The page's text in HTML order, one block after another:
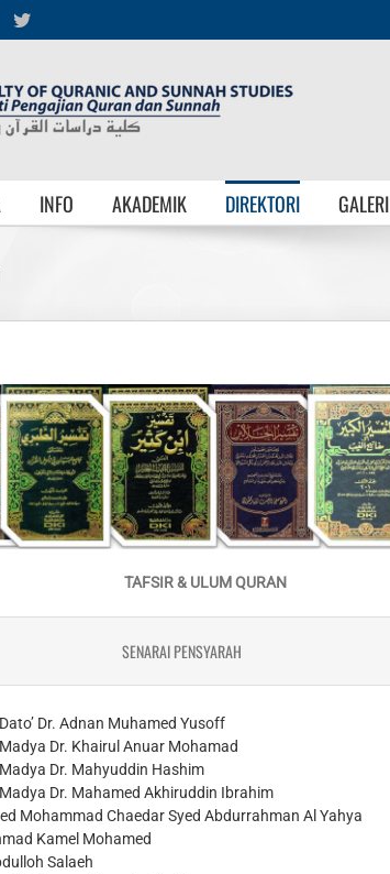
Twitter
INFO AKADEMIK DIREKTORI GALERI
TAFSIR & ULUM QURAN
SENARAI PENSYARAH
Dr. Adnan Muhamed Yusoff
Dr. Khairul Anuar Mohamad
Dr. Mahyuddin Hashim
Dr. Mahamed Akhiruddin Ibrahim
Mohammad Chaedar Syed Abdurrahman Al Yahya
Kamel Mohamed
Salaeh